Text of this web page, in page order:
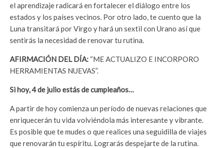
el aprendizaje radicará en fortalecer el diálogo entre los
estados y los países vecinos. Por otro lado, te cuento que la
Luna transitará por Virgo y hará un sextil con Urano así que
sentirás la necesidad de renovar tu rutina.
AFIRMACIÓN DEL DÍA: “ME ACTUALIZO E INCORPORO
HERRAMIENTAS NUEVAS”.
Si hoy, 4 de julio estás de cumpleaños…
A partir de hoy comienza un período de nuevas relaciones que
enriquecerán tu vida volviéndola más interesante y vibrante.
Es posible que te mudes o que realices una seguidilla de viajes
que renovarán tu espíritu. Lograrás despejarte de la rutina.